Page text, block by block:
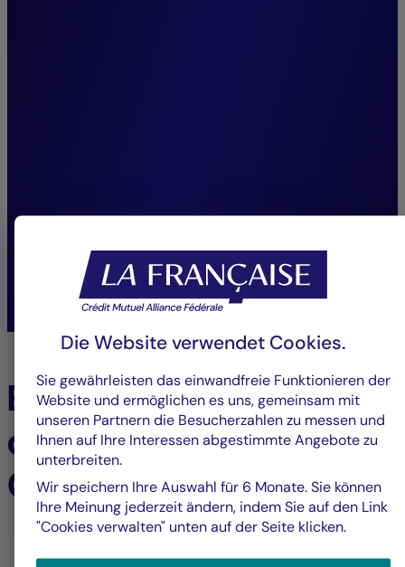
nachhaltige Leistung zu
Joffrey Czurda,
Geschäftsführer Cigogne Management.
Erfahren Sie mehr über
die Expertise von
Cigogne Management
Die Website verwendet Cookies.
Sie gewährleisten das einwandfreie Funktionieren der
Website und ermöglichen es uns, gemeinsam mit
unseren Partnern die Besucherzahlen zu messen und
Ihnen auf Ihre Interessen abgestimmte Angebote zu
unterbreiten.
Wir speichern Ihre Auswahl für 6 Monate. Sie können
Ihre Meinung jederzeit ändern, indem Sie auf den Link
"Cookies verwalten" unten auf der Seite klicken.